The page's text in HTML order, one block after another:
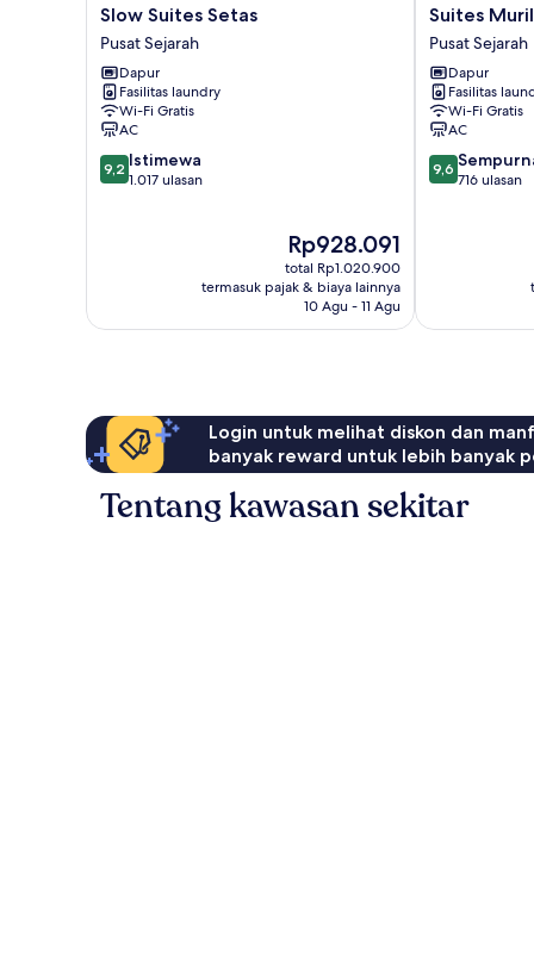
Slow
Suites
Setas
Pusat
Sejarah
Slow Suites Setas
Pusat Sejarah
Dapur
Fasilitas laundry
Wi-Fi Gratis
AC
9.2
dari
9,2 Istimewa
1.017 ulasan
Harga
sekarang
Rp928.091
Rp928.091
total Rp1.020.900
termasuk pajak & biaya lainnya
10 Agu - 11 Agu
Suites
Murillo
Catedral
Pusat
Sejarah
Suites
Pusat Sejarah
Dapur
Fasilitas
Wi-Fi Gratis
AC
9.6
dari
9,6
716 ulasan
Login untuk melihat diskon dan
banyak reward untuk lebih banyak
Tentang kawasan sekitar